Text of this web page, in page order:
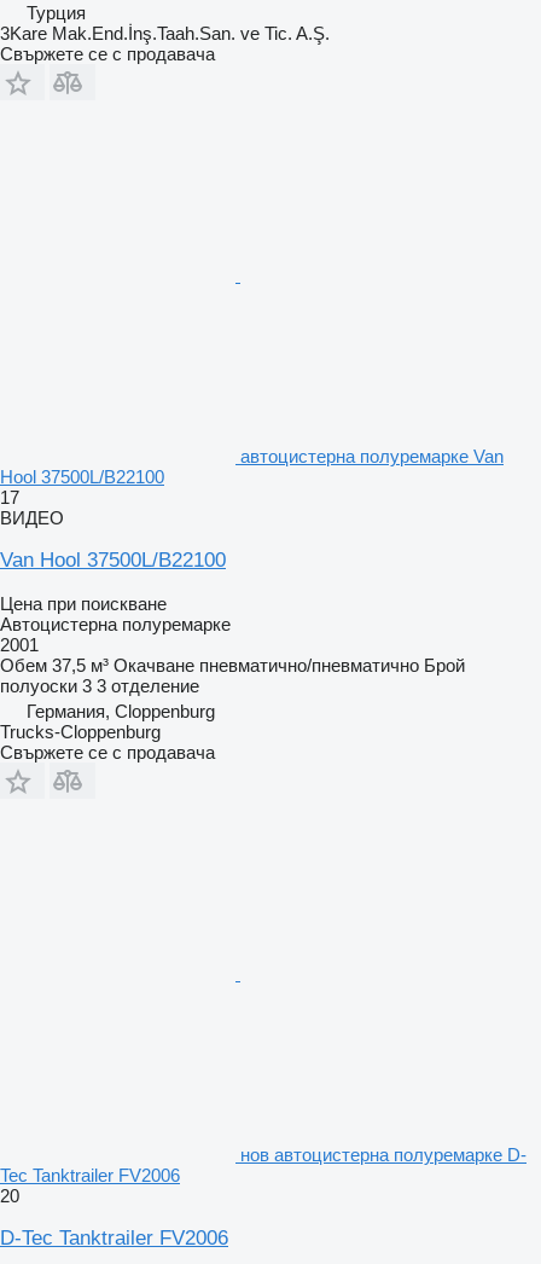
Турция
3Kare Mak.End.İnş.Taah.San. ve Tic. A.Ş.
Свържете се с продавача
автоцистерна полуремарке Van
Hool 37500L/B22100
17
ВИДЕО
Van Hool 37500L/B22100
Цена при поискване
Автоцистерна полуремарке
2001
Обем 37,5 м³ Окачване пневматично/пневматично Брой
полуоски 3 3 отделение
Германия, Cloppenburg
Trucks-Cloppenburg
Свържете се с продавача
нов автоцистерна полуремарке D-
Tec Tanktrailer FV2006
20
D-Tec Tanktrailer FV2006